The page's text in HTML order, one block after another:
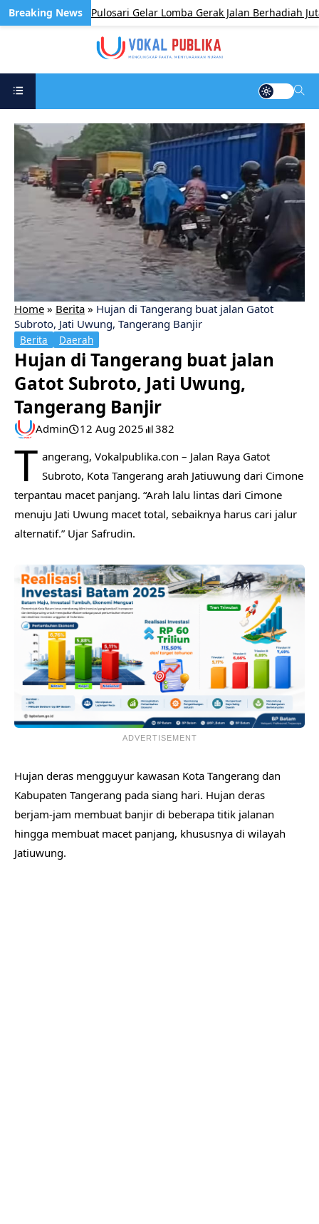
Kecamatan Pulosari Gelar Lomba Gerak Jalan Berhadiah Jutaan
Home » Berita » Hujan di Tangerang buat jalan Gatot
Subroto, Jati Uwung, Tangerang Banjir
Berita Daerah
Hujan di Tangerang buat jalan
Gatot Subroto, Jati Uwung,
Tangerang Banjir
Admin 12 Aug 2025 382
T angerang, Vokalpublika.con – Jalan Raya Gatot
Subroto, Kota Tangerang arah Jatiuwung dari Cimone
terpantau macet panjang. “Arah lalu lintas dari Cimone
menuju Jati Uwung macet total, sebaiknya harus cari jalur
alternatif.” Ujar Safrudin.
ADVERTISEMENT
Hujan deras mengguyur kawasan Kota Tangerang dan
Kabupaten Tangerang pada siang hari. Hujan deras
berjam-jam membuat banjir di beberapa titik jalanan
hingga membuat macet panjang, khususnya di wilayah
Jatiuwung.